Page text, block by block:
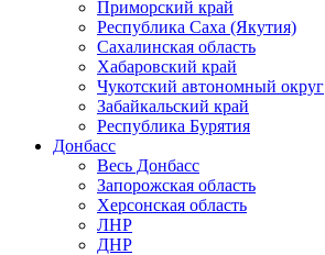
Приморский край
Республика Саха (Якутия)
Сахалинская область
Хабаровский край
Чукотский автономный округ
Забайкальский край
Республика Бурятия
Донбасс
Весь Донбасс
Запорожская область
Херсонская область
ЛНР
ДНР